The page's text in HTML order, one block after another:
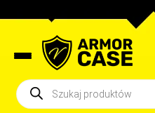
Wyszukiwarka
produktów
main